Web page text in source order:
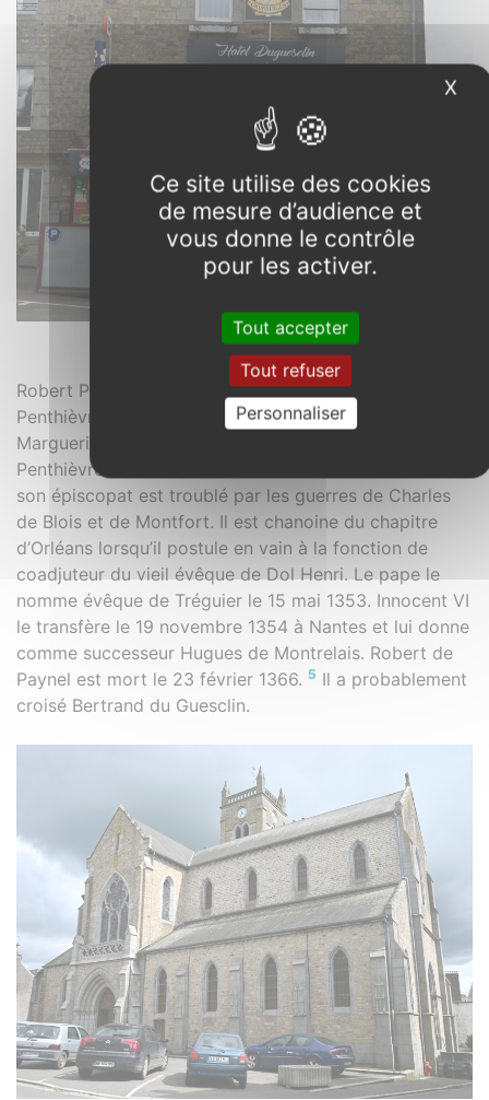
La Haye-Pesnel. 50
Robert Paynel est issu de la famille Paynel alliée aux
Penthièvre par le mariage de Guillaume Paynel avec
Marguerite d’Avaugour, la grand-tante de Jeanne de
Penthièvre. Il sera le confesseur de Charles de Blois et
son épiscopat est troublé par les guerres de Charles
de Blois et de Montfort. Il est chanoine du chapitre
d’Orléans lorsqu’il postule en vain à la fonction de
coadjuteur du vieil évêque de Dol Henri. Le pape le
nomme évêque de Tréguier le 15 mai 1353. Innocent VI
le transfère le 19 novembre 1354 à Nantes et lui donne
comme successeur Hugues de Montrelais. Robert de
Paynel est mort le 23 février 1366. 5 Il a probablement
croisé Bertrand du Guesclin.
Ce site utilise des cookies
de mesure d’audience et
vous donne le contrôle
pour les activer.
Tout accepter
Tout refuser
Personnaliser
X